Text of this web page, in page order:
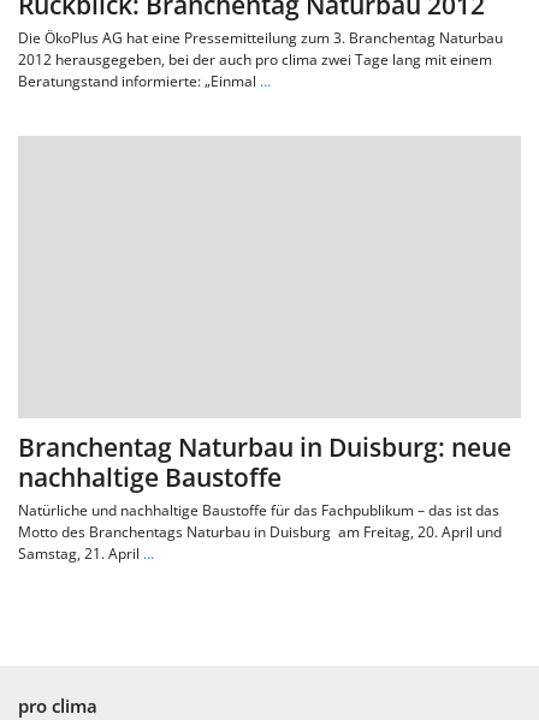
Die ÖkoPlus AG hat eine Pressemitteilung zum 3. Branchentag Naturbau
2012 herausgegeben, bei der auch pro clima zwei Tage lang mit einem
Beratungstand informierte: „Einmal …
Branchentag Naturbau in Duisburg: neue
nachhaltige Baustoffe
Natürliche und nachhaltige Baustoffe für das Fachpublikum – das ist das
Motto des Branchentags Naturbau in Duisburg am Freitag, 20. April und
Samstag, 21. April …
pro clima